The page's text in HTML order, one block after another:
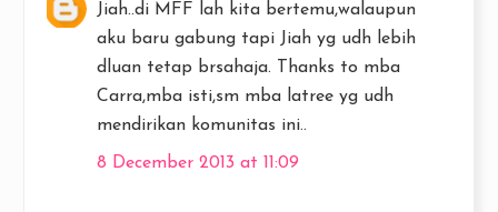
Jiah..di MFF lah kita bertemu,walaupun
aku baru gabung tapi Jiah yg udh lebih
dluan tetap brsahaja. Thanks to mba
Carra,mba isti,sm mba latree yg udh
mendirikan komunitas ini..
8 December 2013 at 11:09